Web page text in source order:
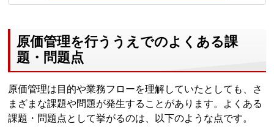
原価管理を行ううえでのよくある課
題・問題点
原価管理は目的や業務フローを理解していたとしても、さ
まざまな課題や問題が発生することがあります。よくある
課題・問題点として挙がるのは、以下のような点です。